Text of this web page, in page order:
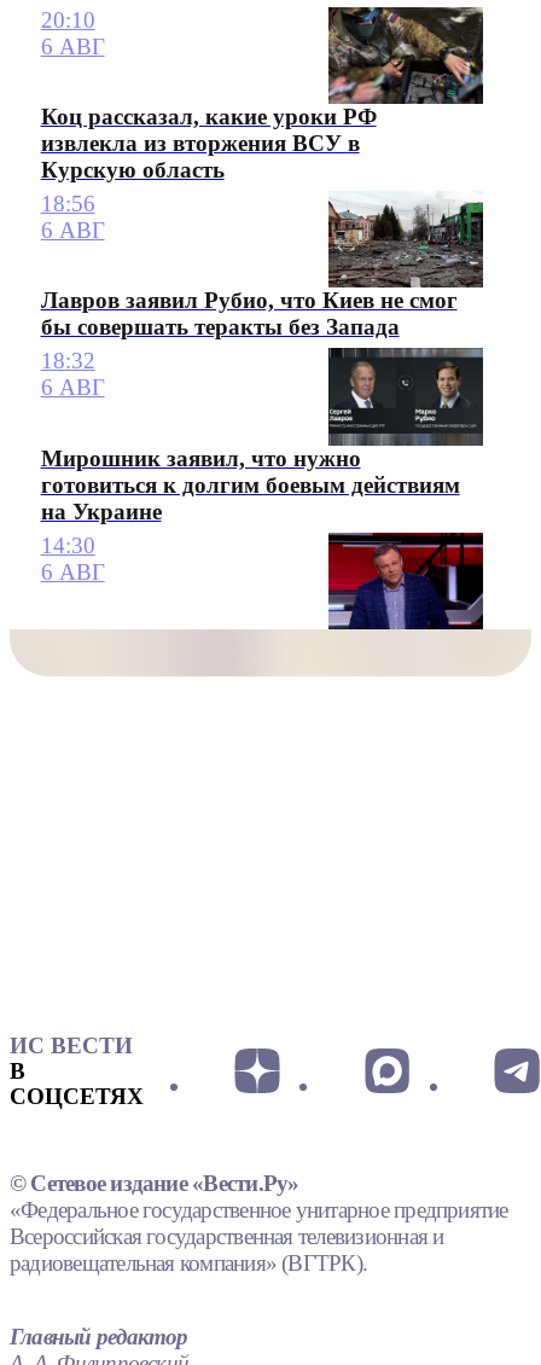
20:10
6 АВГ
Коц рассказал, какие уроки РФ
извлекла из вторжения ВСУ в
Курскую область
18:56
6 АВГ
Лавров заявил Рубио, что Киев не смог
бы совершать теракты без Запада
18:32
6 АВГ
Мирошник заявил, что нужно
готовиться к долгим боевым действиям
на Украине
14:30
6 АВГ
ИС ВЕСТИ
В
СОЦСЕТЯХ
© Сетевое издание «Вести.Ру»
«Федеральное государственное унитарное предприятие
Всероссийская государственная телевизионная и
радиовещательная компания» (ВГТРК).
Главный редактор